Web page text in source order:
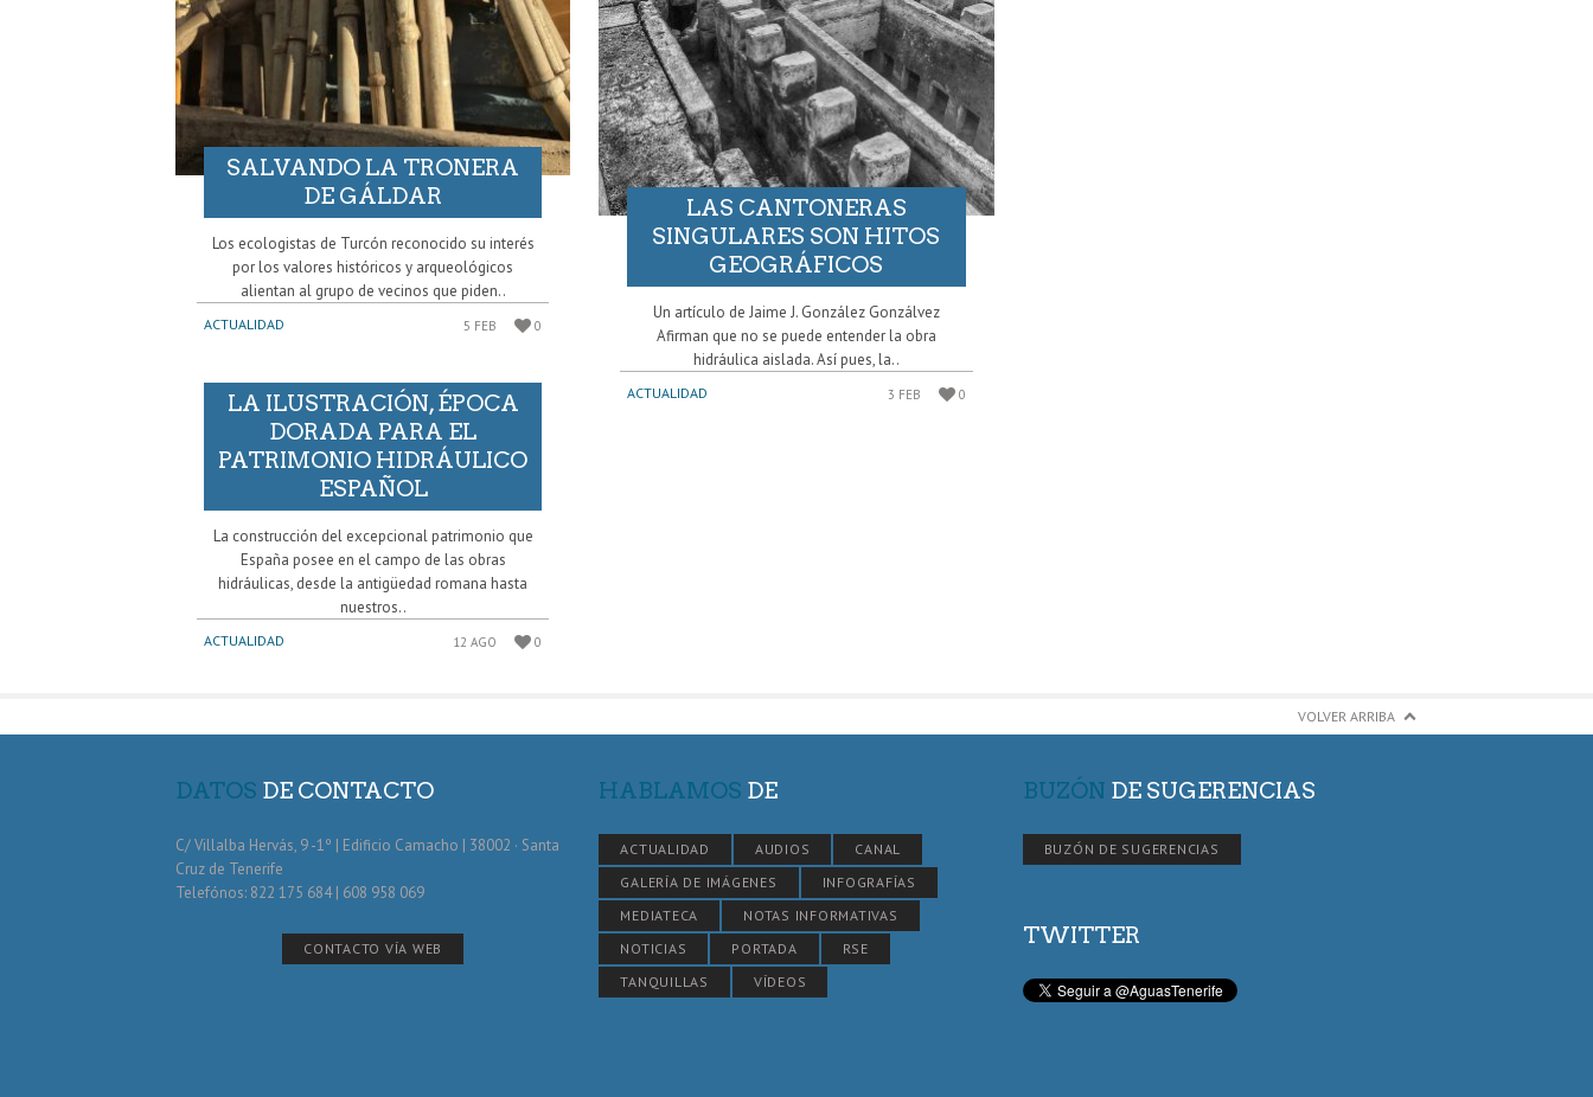
SALVANDO LA TRONERA
DE GÁLDAR
Los ecologistas de Turcón reconocido su interés
por los valores históricos y arqueológicos
alientan al grupo de vecinos que piden..
ACTUALIDAD 5 FEB 0
LA ILUSTRACIÓN, ÉPOCA
DORADA PARA EL
PATRIMONIO HIDRÁULICO
ESPAÑOL
La construcción del excepcional patrimonio que
España posee en el campo de las obras
hidráulicas, desde la antigüedad romana hasta
nuestros..
ACTUALIDAD 12 AGO 0
LAS CANTONERAS
SINGULARES SON HITOS
GEOGRÁFICOS
Un artículo de Jaime J. González Gonzálvez
Afirman que no se puede entender la obra
hidráulica aislada. Así pues, la..
ACTUALIDAD 3 FEB 0
VOLVER ARRIBA
DATOS DE CONTACTO
C/ Villalba Hervás, 9 -1º | Edificio Camacho | 38002 · Santa
Cruz de Tenerife
Telefónos: 822 175 684 | 608 958 069
CONTACTO VÍA WEB
HABLAMOS DE
ACTUALIDAD AUDIOS
CANAL
GALERÍA DE IMÁGENES
INFOGRAFÍAS
MEDIATECA
NOTAS INFORMATIVAS
NOTICIAS
PORTADA
RSE
TANQUILLAS
VÍDEOS
BUZÓN DE SUGERENCIAS
BUZÓN DE SUGERENCIAS
TWITTER